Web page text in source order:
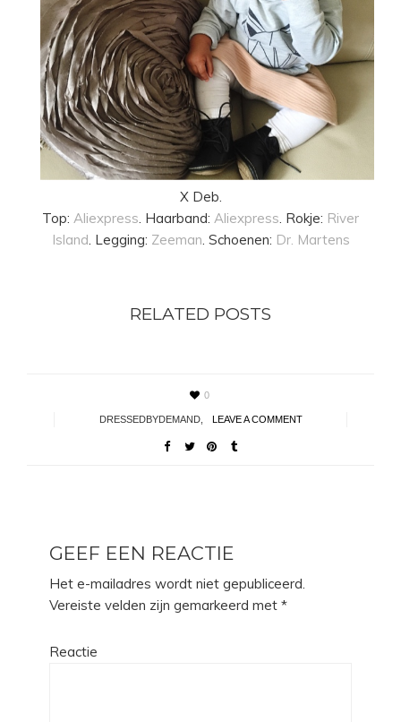
X Deb.
Top: Aliexpress. Haarband: Aliexpress. Rokje: River
Island. Legging: Zeeman. Schoenen: Dr. Martens
RELATED POSTS
0
DRESSEDBYDEMAND, LEAVE A COMMENT
GEEF EEN REACTIE
Het e-mailadres wordt niet gepubliceerd.
Vereiste velden zijn gemarkeerd met *
Reactie